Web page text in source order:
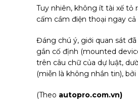
Tuy nhiên, không ít tài xế tỏ
cấm cầm điện thoại ngay
Đáng chú ý, giới quan sát
gắn cố định (mounted
trên câu chữ của dự luật,
(miễn là không nhắn tin),
(Theo autopro.com.vn)